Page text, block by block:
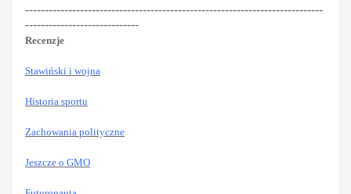
----------------------------------------------------------------------------
-----------------------------
Recenzje
Stawiński i wojna
Historia sportu
Zachowania polityczne
Jeszcze o GMO